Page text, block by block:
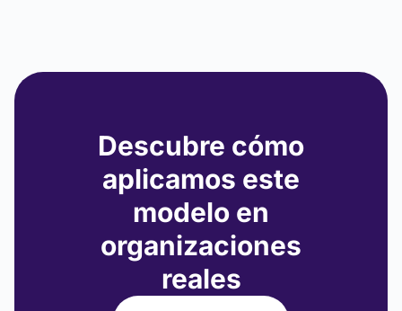
Descubre cómo
aplicamos este
modelo en
organizaciones
reales